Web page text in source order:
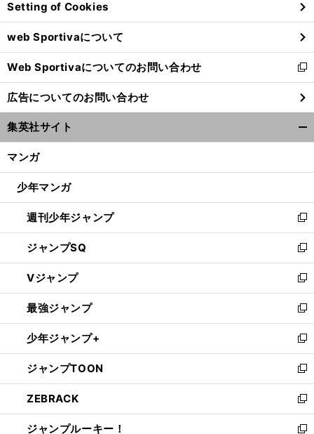
ド
ウ
で
開
く
Setting of Cookies
web Sportivaについて
Web Sportivaについてのお問い合わせ
新
し
い
ウ
ィ
ン
ウ
開
く
広告についてのお問い合わせ
集英社サイト
マンガ
少年マンガ
週刊少年ジャンプ
新
し
い
ウ
ィ
ン
ド
ウ
で
開
く
ジャンプSQ
新
し
い
ウ
ィ
ン
ド
ウ
で
開
く
Vジャンプ
新
し
い
ウ
ィ
ン
ド
ウ
で
開
く
最強ジャンプ
新
し
い
ウ
ィ
ン
ド
ウ
で
少年ジャンプ+
新
し
い
ウ
ィ
ン
ド
ジャンプTOON
新
し
い
ウ
ィ
ZEBRACK
新
し
い
ジャンプルーキー！